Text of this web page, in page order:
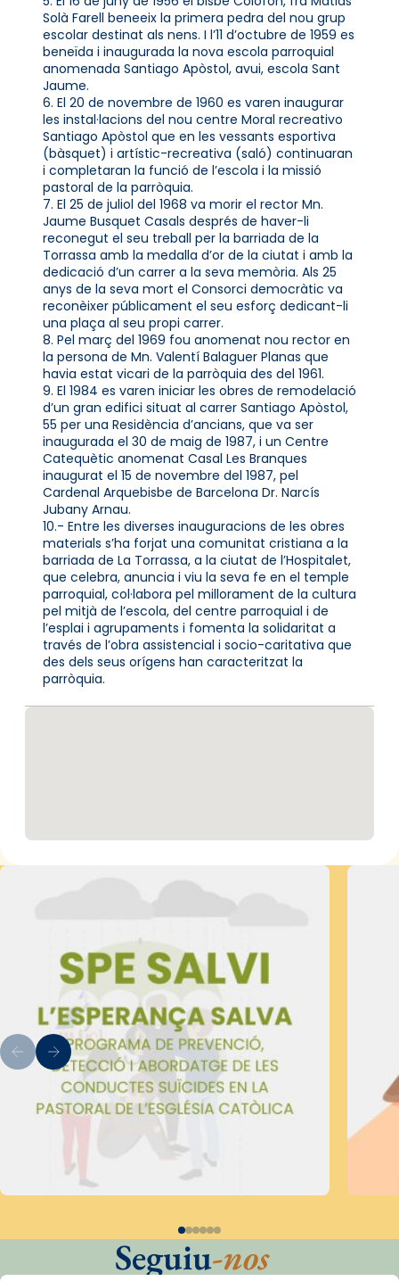
Solà Farell beneeix la primera pedra del nou grup
escolar destinat als nens. I l’11 d’octubre de 1959 es
beneïda i inaugurada la nova escola parroquial
anomenada Santiago Apòstol, avui, escola Sant
Jaume.
6. El 20 de novembre de 1960 es varen inaugurar
les instal·lacions del nou centre Moral recreativo
Santiago Apòstol que en les vessants esportiva
(bàsquet) i artístic-recreativa (saló) continuaran
i completaran la funció de l’escola i la missió
pastoral de la parròquia.
7. El 25 de juliol del 1968 va morir el rector Mn.
Jaume Busquet Casals després de haver-li
reconegut el seu treball per la barriada de la
Torrassa amb la medalla d’or de la ciutat i amb la
dedicació d’un carrer a la seva memòria. Als 25
anys de la seva mort el Consorci democràtic va
reconèixer públicament el seu esforç dedicant-li
una plaça al seu propi carrer.
8. Pel març del 1969 fou anomenat nou rector en
la persona de Mn. Valentí Balaguer Planas que
havia estat vicari de la parròquia des del 1961.
9. El 1984 es varen iniciar les obres de remodelació
d’un gran edifici situat al carrer Santiago Apòstol,
55 per una Residència d’ancians, que va ser
inaugurada el 30 de maig de 1987, i un Centre
Catequètic anomenat Casal Les Branques
inaugurat el 15 de novembre del 1987, pel
Cardenal Arquebisbe de Barcelona Dr. Narcís
Jubany Arnau.
10.- Entre les diverses inauguracions de les obres
materials s’ha forjat una comunitat cristiana a la
barriada de La Torrassa, a la ciutat de l’Hospitalet,
que celebra, anuncia i viu la seva fe en el temple
parroquial, col·labora pel millorament de la cultura
pel mitjà de l’escola, del centre parroquial i de
l’esplai i agrupaments i fomenta la solidaritat a
través de l’obra assistencial i socio-caritativa que
des dels seus orígens han caracteritzat la
parròquia.
Seguiu-nos